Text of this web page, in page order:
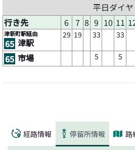
平日ダイヤ
行き先
6 7 8 9 10 11
津新町駅経由
65 津駅
29 19 33 33
65 市場 5 5
経路情報 停留所情報 路